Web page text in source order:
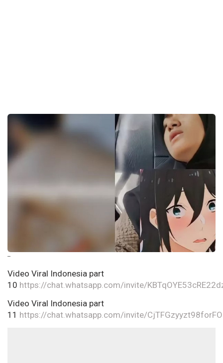
--
Video Viral Indonesia part
10 https://chat.whatsapp.com/invite/
Video Viral Indonesia part
11 https://chat.whatsapp.com/invite/